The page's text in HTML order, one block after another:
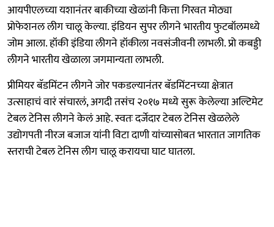
आयपीएलच्या यशानंतर बाकीच्या खेळांनी कित्ता गिरवत मोठ्या
प्रोफेशनल लीग चालू केल्या. इंडियन सुपर लीगने भारतीय फुटबॉलमध्ये
जोम आला. हॉकी इंडिया लीगने हॉकीला नवसंजीवनी लाभली. प्रो कबड्डी
लीगने भारतीय खेळाला जगमान्यता लाभली.
प्रीमियर बॅडमिंटन लीगने जोर पकडल्यानंतर बॅडमिंटनच्या क्षेत्रात
उत्साहाचं वारं संचारलं, अगदी तसंच २०१७ मध्ये सुरू केलेल्या अल्टिमेट
टेबल टेनिस लीगने केलं आहे. स्वतः दर्जेदार टेबल टेनिस खेळलेले
उद्योगपती नीरज बजाज यांनी विटा दाणी यांच्यासोबत भारतात जागतिक
स्तराची टेबल टेनिस लीग चालू करायचा घाट घातला.